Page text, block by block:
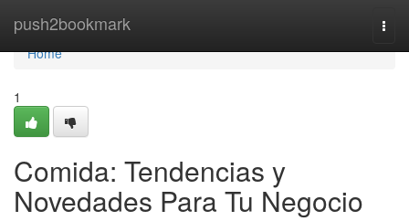
push2bookmark
Home
Home
1
Comida: Tendencias y
Novedades Para Tu Negocio